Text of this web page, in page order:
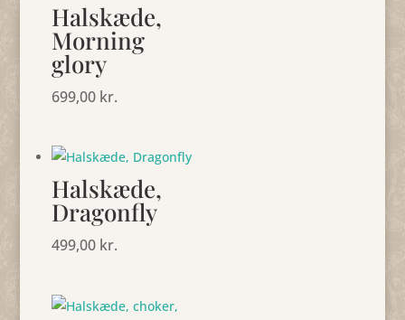
Halskæde,
Morning
glory
699,00 kr.
Halskæde,
Dragonfly
499,00 kr.